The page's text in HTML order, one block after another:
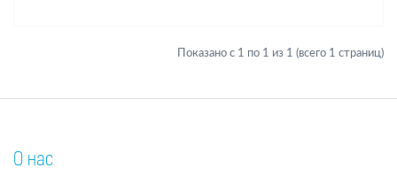
Показано с 1 по 1 из 1 (всего 1 страниц)
О нас